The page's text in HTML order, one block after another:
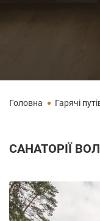
Головна Гарячі
САНАТОРІЇ